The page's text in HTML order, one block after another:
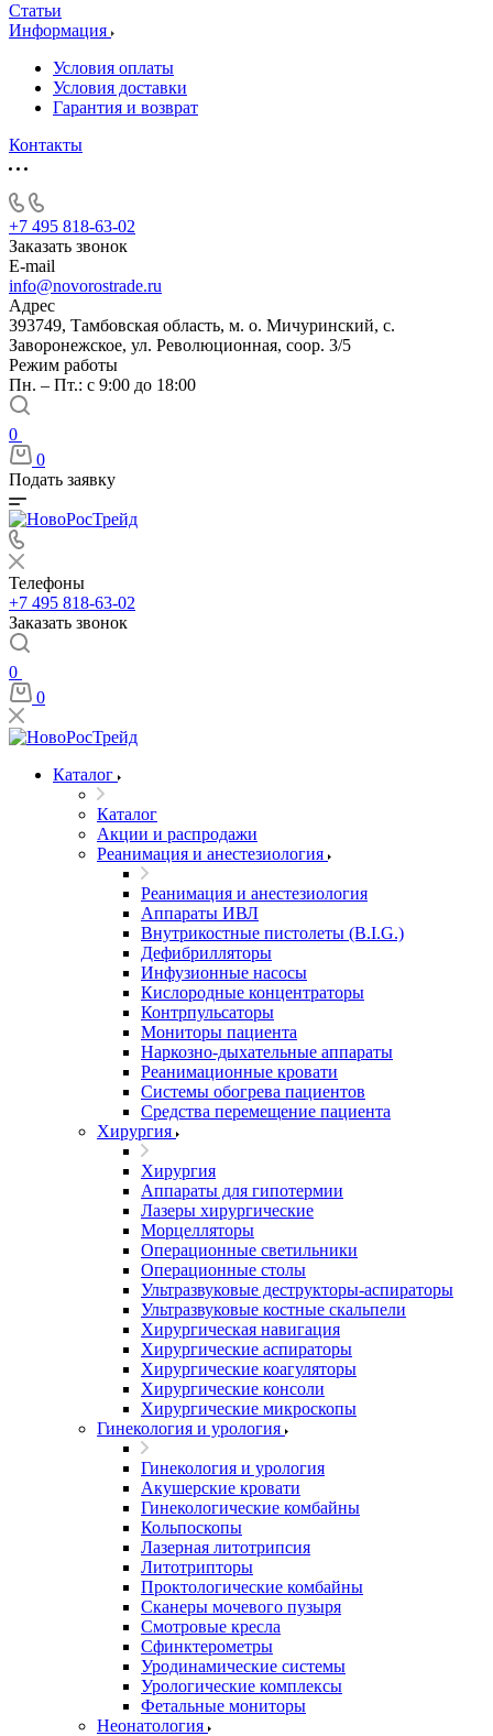
Статьи
Информация
Условия оплаты
Условия доставки
Гарантия и возврат
Контакты
+7 495 818-63-02
Заказать звонок
E-mail
info@novorostrade.ru
Адрес
393749, Тамбовская область, м. о. Мичуринский, с.
Заворонежское, ул. Революционная, соор. 3/5
Режим работы
Пн. – Пт.: с 9:00 до 18:00
0
0
Подать заявку
Телефоны
+7 495 818-63-02
Заказать звонок
0
0
Каталог
Каталог
Акции и распродажи
Реанимация и анестезиология
Реанимация и анестезиология
Аппараты ИВЛ
Внутрикостные пистолеты (B.I.G.)
Дефибрилляторы
Инфузионные насосы
Кислородные концентраторы
Контрпульсаторы
Мониторы пациента
Наркозно-дыхательные аппараты
Реанимационные кровати
Системы обогрева пациентов
Средства перемещение пациента
Хирургия
Хирургия
Аппараты для гипотермии
Лазеры хирургические
Морцелляторы
Операционные светильники
Операционные столы
Ультразвуковые деструкторы-аспираторы
Ультразвуковые костные скальпели
Хирургическая навигация
Хирургические аспираторы
Хирургические коагуляторы
Хирургические консоли
Хирургические микроскопы
Гинекология и урология
Гинекология и урология
Акушерские кровати
Гинекологические комбайны
Кольпоскопы
Лазерная литотрипсия
Литотрипторы
Проктологические комбайны
Сканеры мочевого пузыря
Смотровые кресла
Сфинктерометры
Уродинамические системы
Урологические комплексы
Фетальные мониторы
Неонатология